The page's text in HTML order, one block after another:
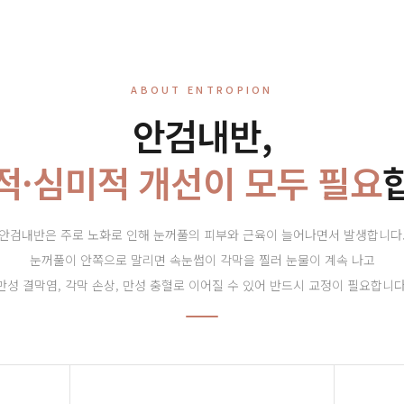
ABOUT ENTROPION
안검내반,
·심미적 개선이 모두 필요
검내반은 주로 노화로 인해 눈꺼풀의 피부와 근육이 늘어나면서 발생합니다.
눈꺼풀이 안쪽으로 말리면 속눈썹이 각막을 찔러 눈물이 계속 나고
성 결막염, 각막 손상, 만성 충혈로 이어질 수 있어 반드시 교정이 필요합니